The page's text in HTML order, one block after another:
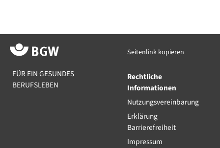
FÜR EIN GESUNDES
BERUFSLEBEN
Seitenlink kopieren
Rechtliche
Informationen
Nutzungsvereinbarung
Erklärung
Barrierefreiheit
Impressum